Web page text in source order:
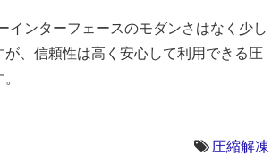
インターフェースのモダンさはなく少し
が、信頼性は高く安心して利用できる圧
圧縮解凍